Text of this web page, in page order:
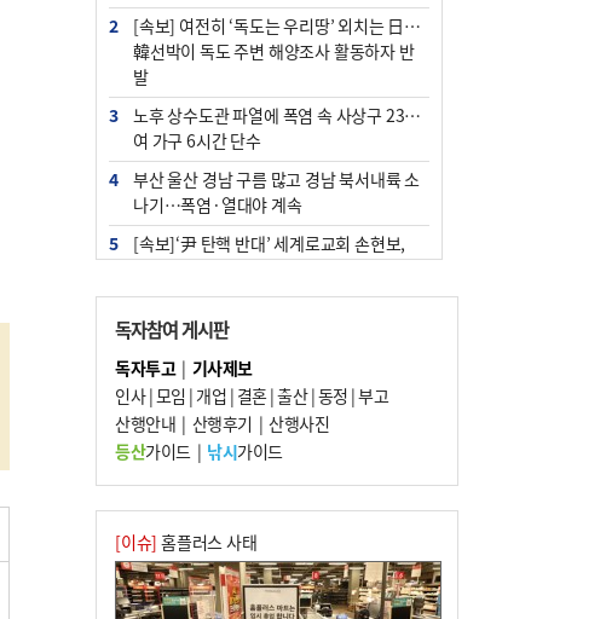
2
[속보] 여전히 ‘독도는 우리땅’ 외치는 日…
韓선박이 독도 주변 해양조사 활동하자 반
발
3
노후 상수도관 파열에 폭염 속 사상구 2300
여 가구 6시간 단수
4
부산 울산 경남 구름 많고 경남 북서내륙 소
나기…폭염·열대야 계속
5
[속보]‘尹 탄핵 반대’ 세계로교회 손현보,
군사기밀 유출자 색출 지시
7
부산 주유소 휘발유 평균가 ℓ당 1849원…
전주보다 3원 ↓
8
[속보] ‘심판 성접대’ 논란 축구협회 공식 사
과…“현재는 부적절 행위 없어”
10 "올해 코스피 사이드카 43회 중 25회는 삼
전닉스 ETF 이후 발생"
독자참여 게시판
독자투고| 기사제보
인사|모임 | 개업 | 결혼|출산|동정 |부고
산행안내 | 산행후기 | 산행사진
등산가이드| 낚시가이드
[이슈] 홈플러스 사태